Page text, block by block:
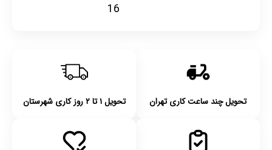
16
تحویل چند ساعت کاری تهران تحویل ۱ تا ۲ روز کاری شهرستان